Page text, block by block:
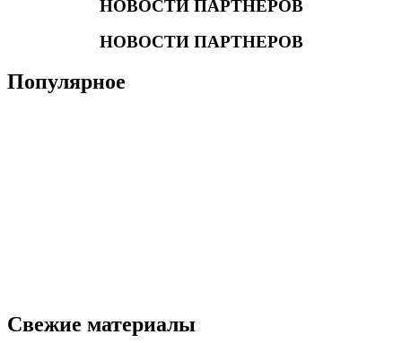
НОВОСТИ ПАРТНЕРОВ
НОВОСТИ ПАРТНЕРОВ
Популярное
Свежие материалы